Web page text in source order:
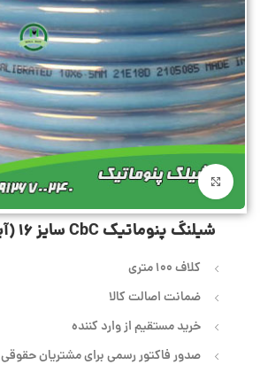
بزرگنمایی تصویر
شیلنگ پنوماتیک CbC سایز 16 (آبی و قرمز)
کلاف 100 متری
ضمانت اصالت کالا
خرید مستقیم از وارد کننده
صدور فاکتور رسمی برای مشتریان حقوقی